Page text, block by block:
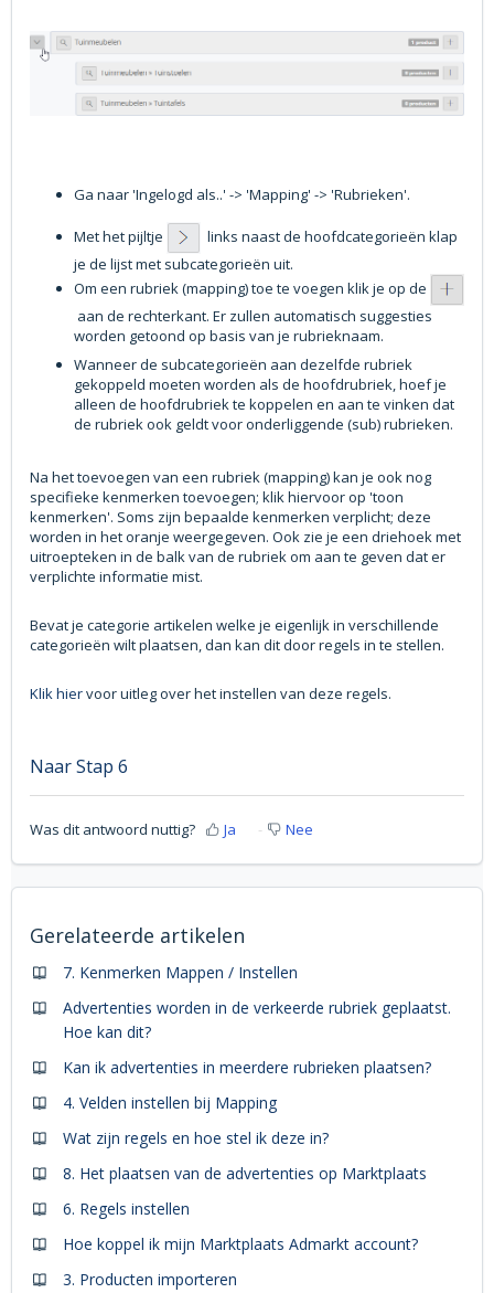
Ga naar 'Ingelogd als..' -> 'Mapping' -> 'Rubrieken'.
Met het pijltje
links naast de hoofdcategorieën klap
je de lijstmet subcategorieën uit.
Om een rubriek (mapping) toe te voegen klik je op de
aan de rechterkant. Er zullen automatisch suggesties
worden getoond op basis van je rubrieknaam.
Wanneer de subcategorieën aan dezelfde rubriek
gekoppeld moeten worden als de hoofdrubriek, hoef je
alleen de hoofdrubriek te koppelen en aan te vinken dat
de rubriek ook geldt voor onderliggende (sub) rubrieken.
Na het toevoegen van een rubriek (mapping) kan je ook nog
specifieke kenmerken toevoegen; klik hiervoor op 'toon
kenmerken'. Soms zijn bepaalde kenmerken verplicht; deze
worden in het oranje weergegeven. Ook zie je een driehoek met
uitroepteken in de balk van de rubriek om aan te geven dat er
verplichte informatie mist.
Bevat je categorie artikelen welke je eigenlijk in verschillende
categorieën wilt plaatsen, dan kan dit door regels in te stellen.
Klik hiervoor uitleg over het instellen van deze regels.
Naar Stap 6
Was dit antwoord nuttig? Ja Nee
Gerelateerde artikelen
7. Kenmerken Mappen / Instellen
Advertenties worden in de verkeerde rubriek geplaatst.
Hoe kan dit?
Kan ik advertenties in meerdere rubrieken plaatsen?
4. Velden instellen bij Mapping
Wat zijn regels en hoe stel ik deze in?
8. Het plaatsen van de advertenties op Marktplaats
6. Regels instellen
Hoe koppel ik mijn Marktplaats Admarkt account?
3. Producten importeren